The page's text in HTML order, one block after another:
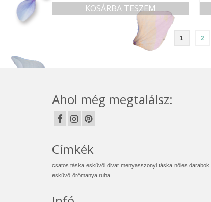
KOSÁRBA TESZEM
1 2
Ahol még megtalálsz:
Címkék
csatos táska esküvői divat menyasszonyi táska nőies darabok
esküvő örömanya ruha